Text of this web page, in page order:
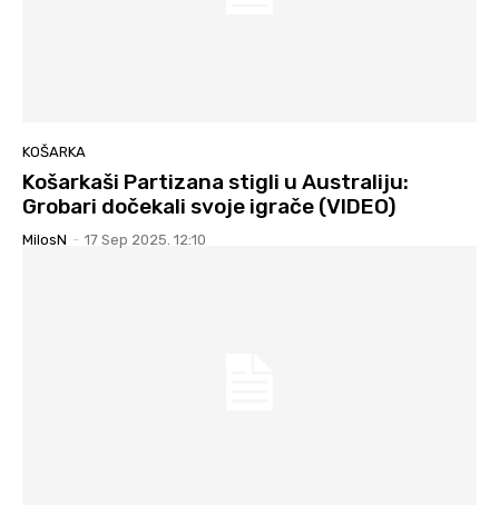
KOŠARKA
Košarkaši Partizana stigli u Australiju:
Grobari dočekali svoje igrače (VIDEO)
MilosN - 17 Sep 2025. 12:10